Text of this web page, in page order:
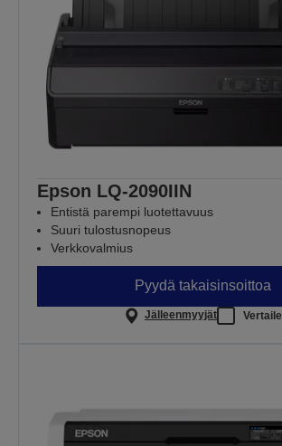
Epson LQ-2090IIN
Entistä parempi luotettavuus
Suuri tulostusnopeus
Verkkovalmius
Pyydä takaisinsoittoa
Jälleenmyyjät Vertaile